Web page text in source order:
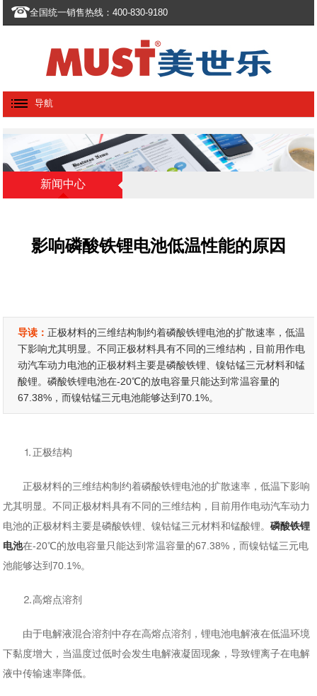
全国统一销售热线：400-830-9180
导航
新闻中心
影响磷酸铁锂电池低温性能的原因
导读：正极材料的三维结构制约着磷酸铁锂电池的扩散速率，低温
下影响尤其明显。不同正极材料具有不同的三维结构，目前用作电
动汽车动力电池的正极材料主要是磷酸铁锂、镍钴锰三元材料和锰
酸锂。磷酸铁锂电池在-20℃的放电容量只能达到常温容量的
67.38%，而镍钴锰三元电池能够达到70.1%。
⒈正极结构
正极材料的三维结构制约着磷酸铁锂电池的扩散速率，低温下影响
尤其明显。不同正极材料具有不同的三维结构，目前用作电动汽车动力
电池的正极材料主要是磷酸铁锂、镍钴锰三元材料和锰酸锂。磷酸铁锂
电池在-20℃的放电容量只能达到常温容量的67.38%，而镍钴锰三元电
池能够达到70.1%。
⒉高熔点溶剂
由于电解液混合溶剂中存在高熔点溶剂，锂电池电解液在低温环境
下黏度增大，当温度过低时会发生电解液凝固现象，导致锂离子在电解
液中传输速率降低。